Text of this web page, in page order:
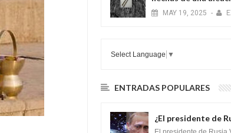
MAY 19, 2025 -
Select Language ▼
ENTRADAS POPULARES
¿El presidente de
la Federación